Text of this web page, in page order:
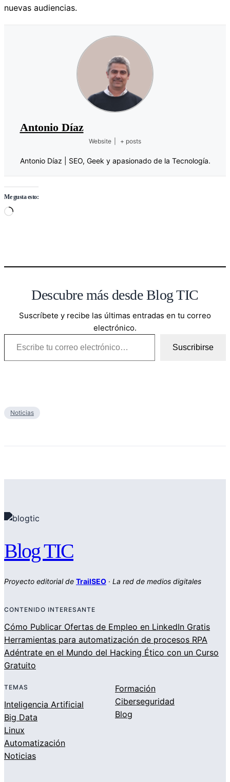
nuevas audiencias.
Antonio Díaz
Website + posts
Antonio Díaz | SEO, Geek y apasionado de la Tecnología.
Me gusta esto:
Cargando…
Descubre más desde Blog TIC
Suscríbete y recibe las últimas entradas en tu correo
electrónico.
Escribe tu correo electrónico…
Suscribirse
Noticias
Blog TIC
Proyecto editorial de TrailSEO · La red de medios digitales
CONTENIDO INTERESANTE
Cómo Publicar Ofertas de Empleo en LinkedIn Gratis
Herramientas para automatización de procesos RPA
Adéntrate en el Mundo del Hacking Ético con un Curso
Gratuito
TEMAS
Inteligencia Artificial
Big Data
Linux
Automatización
Noticias
Formación
Ciberseguridad
Blog